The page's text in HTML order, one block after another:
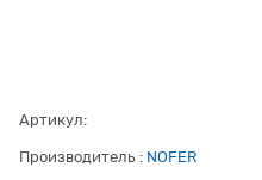
Артикул:
Производитель : NOFER